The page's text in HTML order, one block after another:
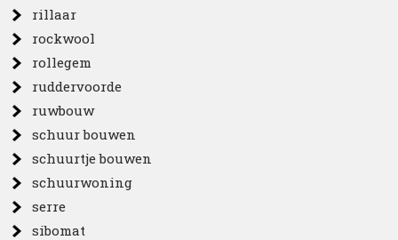
rillaar
rockwool
rollegem
ruddervoorde
ruwbouw
schuur bouwen
schuurtje bouwen
schuurwoning
serre
sibomat